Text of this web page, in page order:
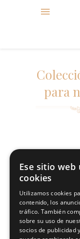
para
[fancygallery
Ese sitio web
cookies
Utilizamos cookies
contenido, los
tráfico. También
sobre su uso de
socios de publicidad